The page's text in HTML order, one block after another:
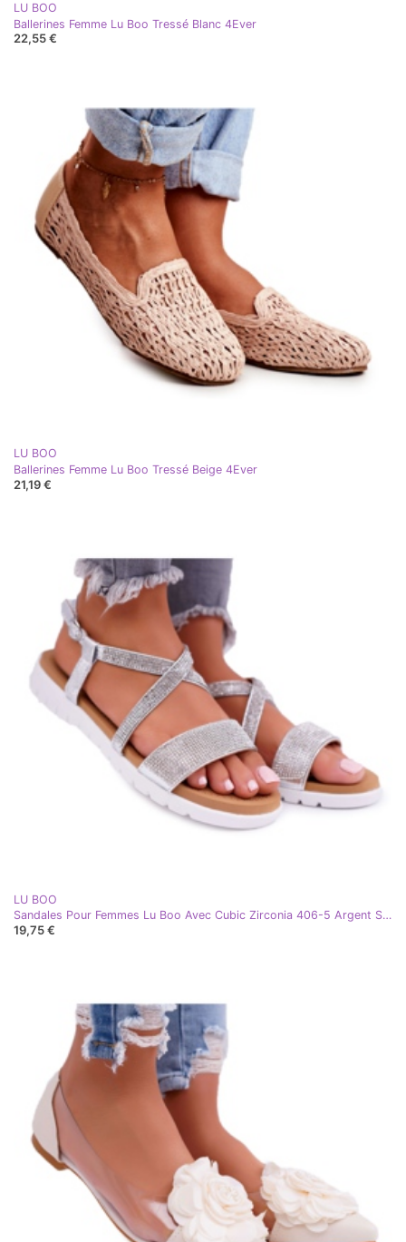
LU BOO
Ballerines Femme Lu Boo Tressé Blanc 4Ever
22,55 €
LU BOO
Ballerines Femme Lu Boo Tressé Beige 4Ever
21,19 €
LU BOO
Sandales Pour Femmes Lu Boo Avec Cubic Zirconia 406-5 Argent Stella gris
19,75 €